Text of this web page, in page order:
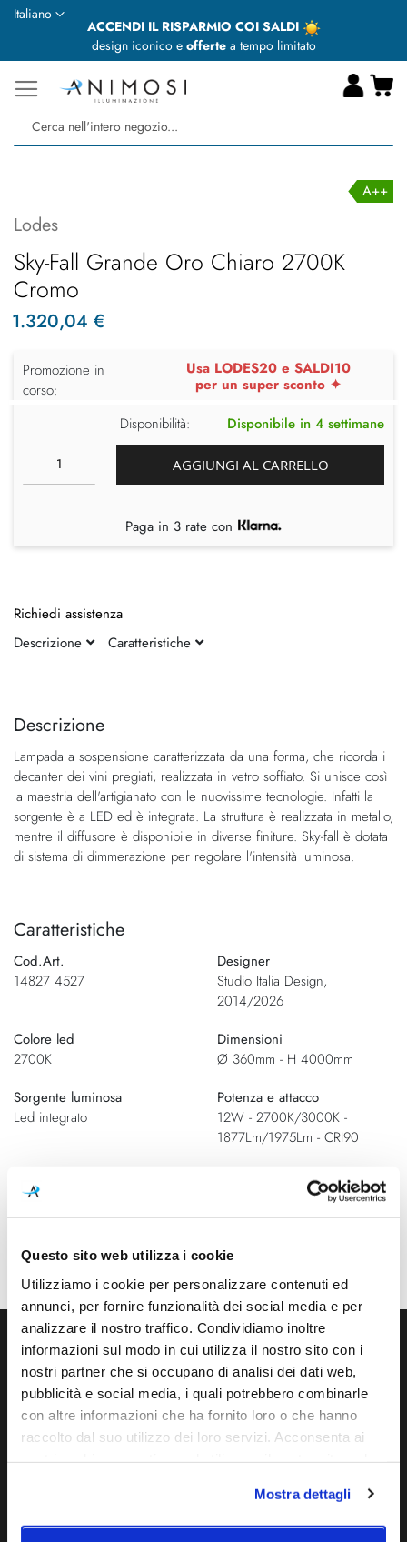
Questo sito web utilizza i cookie
Utilizziamo i cookie per personalizzare contenuti ed
annunci, per fornire funzionalità dei social media e per
analizzare il nostro traffico. Condividiamo inoltre
informazioni sul modo in cui utilizza il nostro sito con i
nostri partner che si occupano di analisi dei dati web,
pubblicità e social media, i quali potrebbero combinarle
con altre informazioni che ha fornito loro o che hanno
raccolto dal suo utilizzo dei loro servizi. Acconsenta ai
Mostra dettagli
ACCENDI IL RISPARMIO COI SALDI
design iconico e offertea tempo limitato
Lingua
Italiano
fine
galleria
di
immagini
della
di
immagini
Descrizione
Lampada a sospensione caratterizzata da una forma, che ricorda i
decanter dei vini pregiati, realizzata in vetro soffiato. Si unisce così
la maestria dell'artigianato con le nuovissime tecnologie. Infatti la
sorgente è a LED ed è integrata. La struttura è realizzata in metallo,
mentre il diffusore è disponibile in diverse finiture. Sky-fall è dotata
di sistema di dimmerazione per regolare l'intensità luminosa.
Caratteristiche
Cod.Art.
14827 4527
Designer
Studio Italia Design,
2014/2026
Colore led
2700K
Dimensioni
Ø 360mm - H 4000mm
Sorgente luminosa
Led integrato
Potenza e attacco
12W - 2700K/3000K -
1877Lm/1975Lm - CRI90
inclusa
Classe energetica
20
A++
Lodes
Sky-Fall Grande Oro Chiaro 2700K
Cromo
1.320,04 €
Promozione in
corso:
Usa LODES20 e SALDI10
per un super sconto ✦
Disponibilità:
Disponibile in 4 settimane
AGGIUNGI AL CARRELLO
Paga in 3 rate con
Richiedi assistenza
Descrizione
Caratteristiche
Ti servono maggiori informazioni?
Contattaci via Chat, via telefono allo + 39 039 9909099 oppure
compila il modulo
TELEFONO MODULO CONTATTI